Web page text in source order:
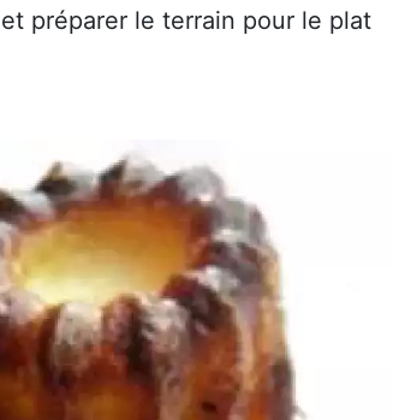
préparer le terrain pour le plat